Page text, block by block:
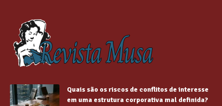
Quais são os riscos de conflitos de interesse
em uma estrutura corporativa mal definida?